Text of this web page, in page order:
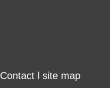
Contactl site map